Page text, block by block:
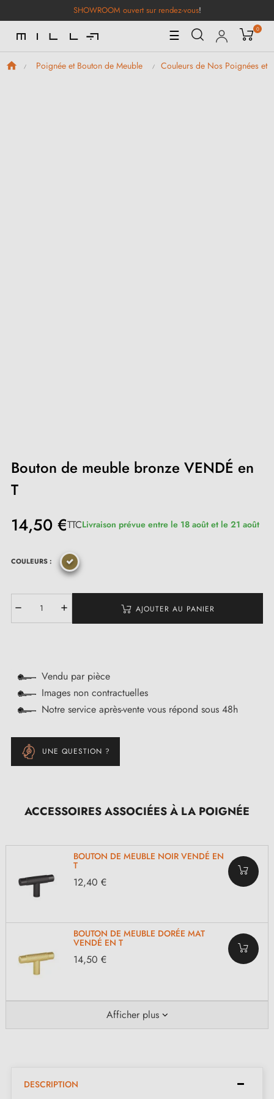
SHOWROOM ouvert sur rendez-vous!
Basculer
la
navigation
☰ 0
Poignée et Bouton de Meuble Couleurs de Nos Poignées et
Bouton de meuble bronze VENDÉ en
T
14,50 €TTCLivraison prévue entre le 18 août et le 21 août
COULEURS :
AJOUTER AU PANIER
Vendu par pièce
Images non contractuelles
Notre service après-vente vous répond sous 48h
UNE QUESTION ?
ACCESSOIRES ASSOCIÉES À LA POIGNÉE
BOUTON DE MEUBLE NOIR VENDÉ EN
T
12,40 €
BOUTON DE MEUBLE DORÉE MAT
VENDÉ EN T
14,50 €
Afficher plus
DESCRIPTION